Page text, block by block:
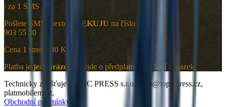
/ za 1 SMS
Pošlete SMS s textem
DEKUJU na číslo
903 55 30
Cena 1 sms je 30 Kč.
Platba je jednorázová
, nejde o předplatné ani další závazek.
Technicky zajišťuje TOPIC PRESS s.r.o., info@topicpress.cz,
platmobilem.cz.
Obchodní podmínky